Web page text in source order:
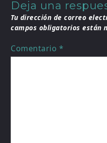
Deja una
Tu dirección de correo
campos obligatorios están
Comentario *